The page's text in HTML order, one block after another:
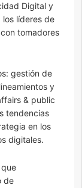
Digital y
líderes de
tomadores
gestión de
y
& public
tendencias
en los
digitales.
de